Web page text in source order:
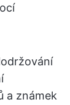
a známek